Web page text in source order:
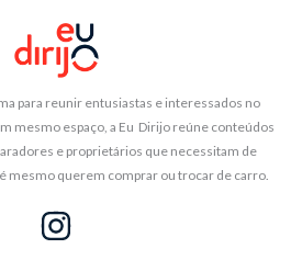
para reunir entusiastas e interessados no
mesmo espaço, a Eu Dirijo reúne conteúdos
e proprietários que necessitam de
mesmo querem comprar ou trocar de carro.